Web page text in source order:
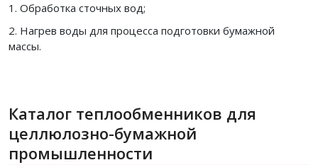
Обработка сточных вод;
Нагрев воды для процесса подготовки бумажной
массы.
Каталог теплообменников для
целлюлозно-бумажной
промышленности